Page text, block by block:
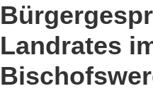
Landrates